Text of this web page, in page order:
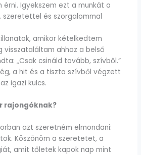
Igyekszem ezt a munkát a
és szorgalommal
amikor kételkedtem
visszataláltam ahhoz a belső
„Csak csináld tovább, szívből.”
a hit és a tiszta szívből végzett
igazi kulcs.
rajongóknak?
azt szeretném elmondani:
Köszönöm a szeretetet, a
amit tőletek kapok nap mint